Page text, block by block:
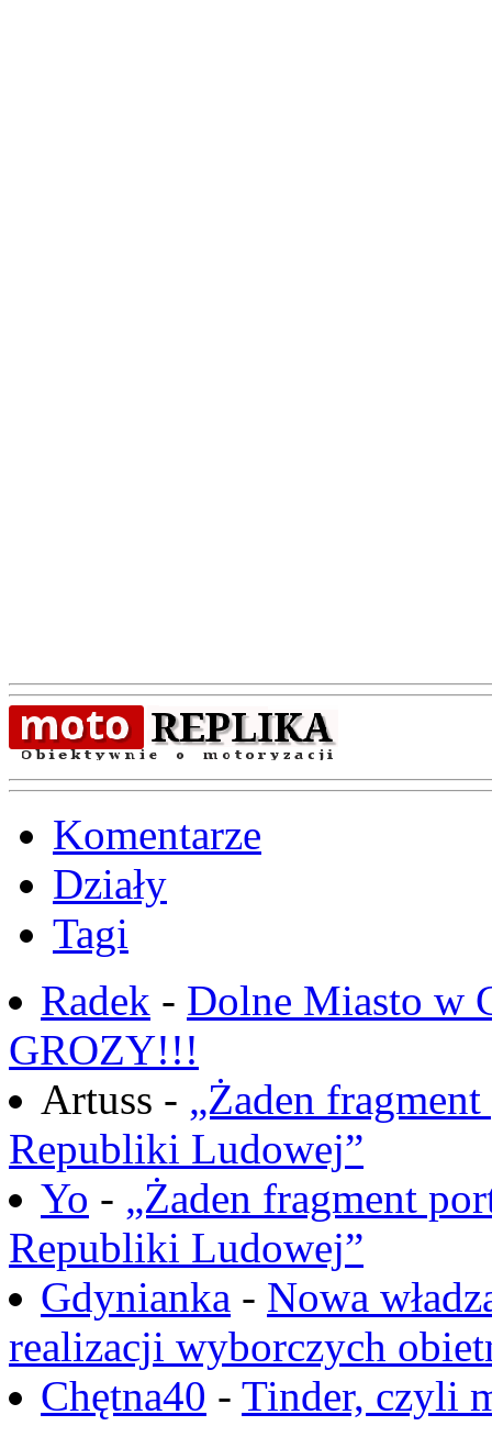
Komentarze
Działy
Tagi
Radek - Dolne Miasto w
GROZY!!!
Artuss - „Żaden
Republiki Ludowej”
Yo - „Żaden fragment
Republiki Ludowej”
Gdynianka - Nowa
realizacji wyborczych
Chętna40 - Tinder, czyli